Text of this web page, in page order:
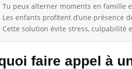
Tu peux alterner moments en famille
Les enfants profitent d’une présence
Cette solution évite stress, culpabilité
faire appel à